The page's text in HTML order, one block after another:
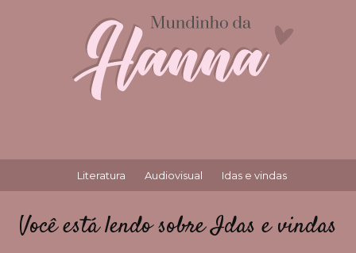
Literatura Audiovisual Idas e vindas
Você está lendo sobre Idas e vindas